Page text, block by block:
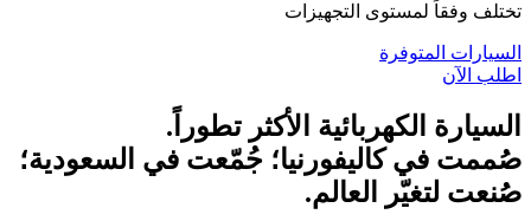
تختلف وفقاً لمستوى التجهيزات
السيارات المتوفرة
اطلب الآن
السيارة الكهربائية الأكثر تطوراً.
صُممت في كاليفورنيا؛ جُمّعت في السعودية؛
صُنعت لتغيّر العالم.